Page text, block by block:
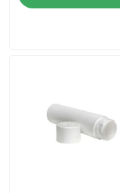
Produits
À propos de nous
Visite d'usine